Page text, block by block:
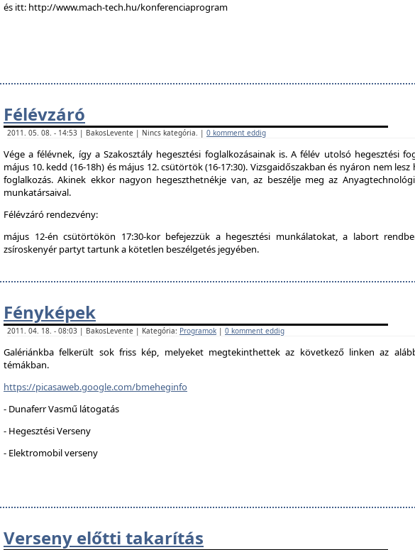
és itt: http://www.mach-tech.hu/konferenciaprogram
Félévzáró
2011. 05. 08. - 14:53 | BakosLevente | Nincs kategória. | 0 komment eddig
Vége a félévnek, így a Szakosztály hegesztési foglalkozásainak is. A félév utolsó hegesztési
május 10. kedd (16-18h) és május 12. csütörtök (16-17:30). Vizsgaidőszakban és nyáron nem lesz
foglalkozás. Akinek ekkor nagyon hegeszthetnékje van, az beszélje meg az
munkatársaival.
Félévzáró rendezvény:
május 12-én csütörtökön 17:30-kor befejezzük a hegesztési munkálatokat, a labort
zsíroskenyér partyt tartunk a kötetlen beszélgetés jegyében.
Fényképek
2011. 04. 18. - 08:03 | BakosLevente | Kategória: Programok | 0 komment eddig
Galériánkba felkerült sok friss kép, melyeket megtekinthettek az következő linken az
témákban.
https://picasaweb.google.com/bmeheginfo
- Dunaferr Vasmű látogatás
- Hegesztési Verseny
- Elektromobil verseny
Verseny előtti takarítás